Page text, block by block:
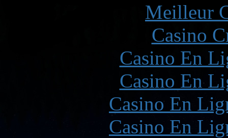
Meilleur
Casino
Casino En
Casino En
Casino En
Casino En